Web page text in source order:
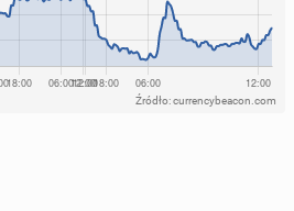
Źródło: currencybeacon.com